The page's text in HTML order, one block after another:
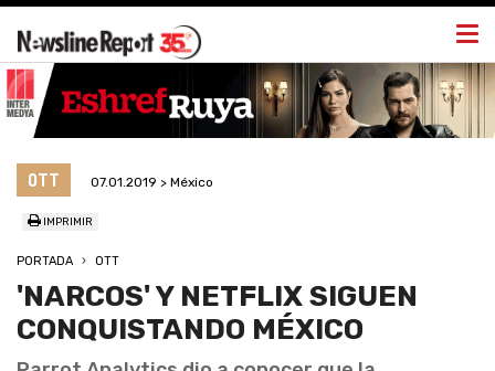
OTT 07.01.2019 > México
IMPRIMIR
PORTADA OTT
'NARCOS' Y NETFLIX SIGUEN
CONQUISTANDO MÉXICO